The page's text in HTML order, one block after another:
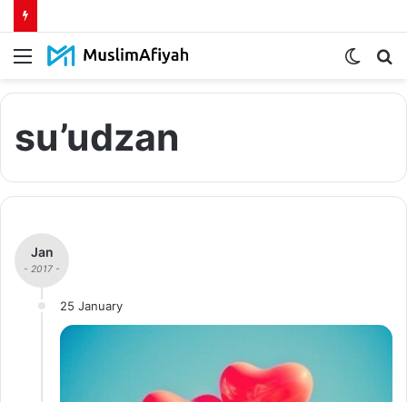
Menu
Switch
su’udzan
Jan
- 2017 -
25 January